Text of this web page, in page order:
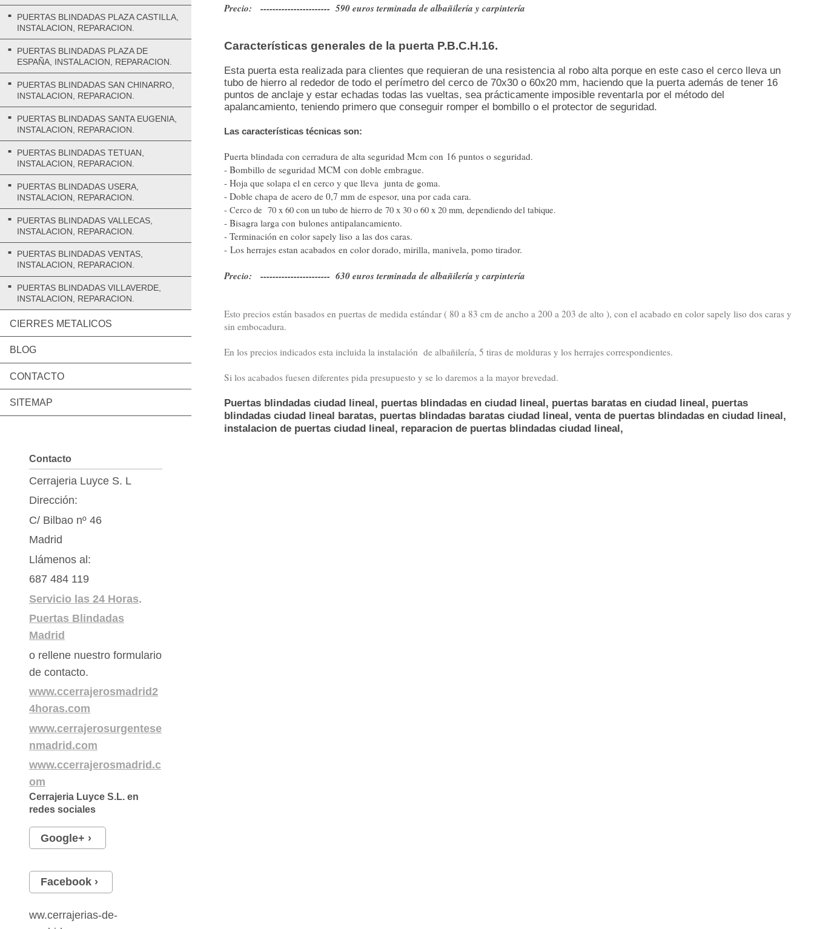
PUERTAS BLINDADAS PLAZA CASTILLA,
INSTALACION, REPARACION.
PUERTAS BLINDADAS PLAZA DE
ESPAÑA, INSTALACION, REPARACION.
PUERTAS BLINDADAS SAN CHINARRO,
INSTALACION, REPARACION.
PUERTAS BLINDADAS SANTA EUGENIA,
INSTALACION, REPARACION.
PUERTAS BLINDADAS TETUAN,
INSTALACION, REPARACION.
PUERTAS BLINDADAS USERA,
INSTALACION, REPARACION.
PUERTAS BLINDADAS VALLECAS,
INSTALACION, REPARACION.
PUERTAS BLINDADAS VENTAS,
INSTALACION, REPARACION.
PUERTAS BLINDADAS VILLAVERDE,
INSTALACION, REPARACION.
CIERRES METALICOS
BLOG
CONTACTO
SITEMAP
Contacto
Cerrajeria Luyce S. L
Dirección:
C/ Bilbao nº 46
Madrid
Llámenos al:
687 484 119
Servicio las 24 Horas.
Puertas Blindadas
Madrid
o rellene nuestro formulario
de contacto.
www.ccerrajerosmadrid2
4horas.com
www.cerrajerosurgentese
nmadrid.com
www.ccerrajerosmadrid.c
om
Cerrajeria Luyce S.L. en
redes sociales
Google+
Facebook
ww.cerrajerias-de-
Precio: ----------------------- 590 euros terminada de albañilería y carpintería
Características generales de la puerta P.B.C.H.16.
Esta puerta esta realizada para clientes que requieran de una resistencia al robo alta porque en este caso el cerco lleva un
tubo de hierro al rededor de todo el perímetro del cerco de 70x30 o 60x20 mm, haciendo que la puerta además de tener 16
puntos de anclaje y estar echadas todas las vueltas, sea prácticamente imposible reventarla por el método del
apalancamiento, teniendo primero que conseguir romper el bombillo o el protector de seguridad.
Las características técnicas son:
Puerta blindada con cerradura de alta seguridad Mcm con 16 puntos o seguridad.
- Bombillo de seguridad MCM con doble embrague.
- Hoja que solapa el en cerco y que lleva junta de goma.
- Doble chapa de acero de 0,7 mm de espesor, una por cada cara.
- Cerco de 70 x 60 con un tubo de hierro de 70 x 30 o 60 x 20 mm, dependiendo del tabique.
- Bisagra larga con bulones antipalancamiento.
- Terminación en color sapely liso a las dos caras.
- Los herrajes estan acabados en color dorado, mirilla, manivela, pomo tirador.
Precio: ----------------------- 630 euros terminada de albañilería y carpintería
Esto precios están basados en puertas de medida estándar ( 80 a 83 cm de ancho a 200 a 203 de alto ), con el acabado en color sapely liso dos caras y
sin embocadura.
En los precios indicados esta incluida la instalación de albañilería, 5 tiras de molduras y los herrajes correspondientes.
Si los acabados fuesen diferentes pida presupuesto y se lo daremos a la mayor brevedad.
Puertas blindadas ciudad lineal, puertas blindadas en ciudad lineal, puertas baratas en ciudad lineal, puertas
blindadas ciudad lineal baratas, puertas blindadas baratas ciudad lineal, venta de puertas blindadas en ciudad lineal,
instalacion de puertas ciudad lineal, reparacion de puertas blindadas ciudad lineal,